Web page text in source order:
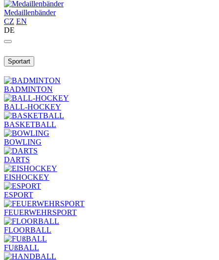
Medaillenbänder
CZ EN
DE
Sportart
BADMINTON
BALL-HOCKEY
BASKETBALL
BOWLING
DARTS
EISHOCKEY
ESPORT
FEUERWEHRSPORT
FLOORBALL
FUßBALL